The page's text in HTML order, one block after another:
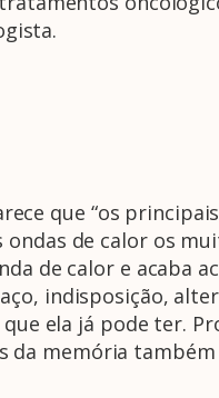
que “os
de calor os
de calor e acaba
indisposição,
ela já pode ter.
da memória